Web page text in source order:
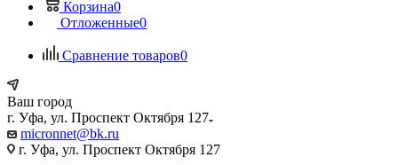
Корзина0
Отложенные0
Сравнение товаров0
Ваш город
г. Уфа, ул. Проспект Октября 127
micronnet@bk.ru
г. Уфа, ул. Проспект Октября 127